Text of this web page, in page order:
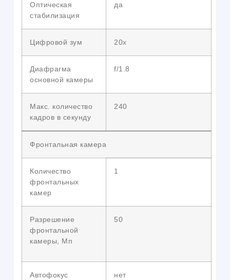
Оптическая
стабилизация
да
Цифровой зум 20x
Диафрагма
основной камеры
f/1.8
Макс. количество
кадров в секунду
240
Фронтальная камера
Количество
фронтальных
камер
1
Разрешение
фронтальной
камеры, Мп
50
Автофокус
нет